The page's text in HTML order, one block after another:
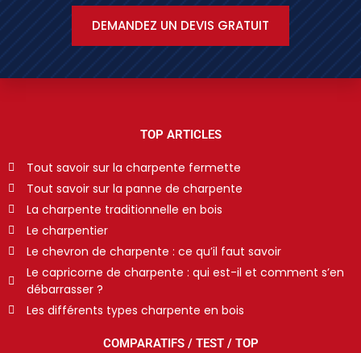
DEMANDEZ UN DEVIS GRATUIT
TOP ARTICLES
Tout savoir sur la charpente fermette
Tout savoir sur la panne de charpente
La charpente traditionnelle en bois
Le charpentier
Le chevron de charpente : ce qu’il faut savoir
Le capricorne de charpente : qui est-il et comment s’en
débarrasser ?
Les différents types charpente en bois
COMPARATIFS / TEST / TOP